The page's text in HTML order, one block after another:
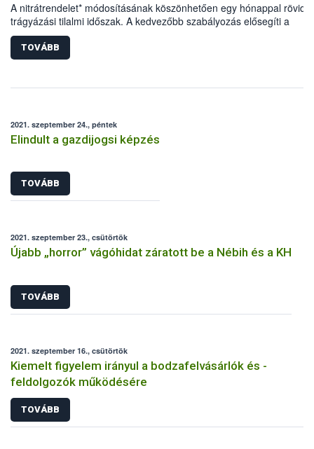
A nitrátrendelet* módosításának köszönhetően egy hónappal
trágyázási tilalmi időszak. A kedvezőbb szabályozás elősegíti a
nitrátérzékeny területen gazdálkodók termésmennyiségének és -
minőségének javítását, ezáltal pozitívan befolyásolja a
versenyképességüket, valamint a hazai növénytermesztés
TOVÁBB
2021. szeptember 24., péntek
Elindult a gazdijogsi képzés
TOVÁBB
2021. szeptember 23., csütörtök
Újabb „horror” vágóhidat záratott be a Nébih és a KH
TOVÁBB
2021. szeptember 16., csütörtök
Kiemelt figyelem irányul a bodzafelvásárlók és -
feldolgozók működésére
TOVÁBB